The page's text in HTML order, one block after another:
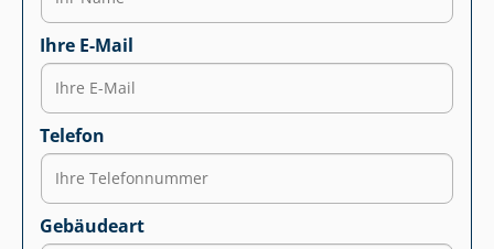
Ihre E-Mail
Telefon
Gebäudeart